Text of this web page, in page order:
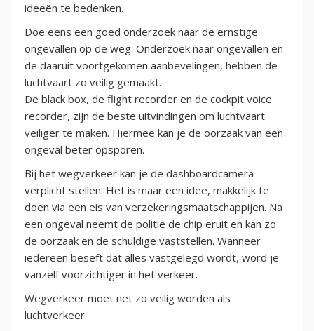
ideeën te bedenken.
Doe eens een goed onderzoek naar de ernstige
ongevallen op de weg. Onderzoek naar ongevallen en
de daaruit voortgekomen aanbevelingen, hebben de
luchtvaart zo veilig gemaakt.
De black box, de flight recorder en de cockpit voice
recorder, zijn de beste uitvindingen om luchtvaart
veiliger te maken. Hiermee kan je de oorzaak van een
ongeval beter opsporen.
Bij het wegverkeer kan je de dashboardcamera
verplicht stellen. Het is maar een idee, makkelijk te
doen via een eis van verzekeringsmaatschappijen. Na
een ongeval neemt de politie de chip eruit en kan zo
de oorzaak en de schuldige vaststellen. Wanneer
iedereen beseft dat alles vastgelegd wordt, word je
vanzelf voorzichtiger in het verkeer.
Wegverkeer moet net zo veilig worden als
luchtverkeer.